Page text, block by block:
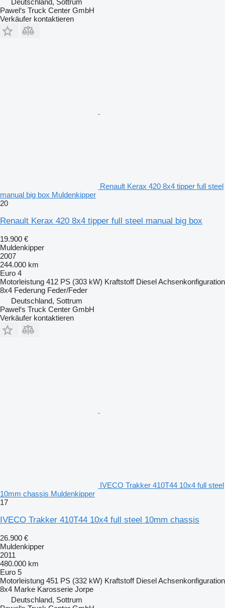
Deutschland, Sottrum
Pawel‘s Truck Center GmbH
Verkäufer kontaktieren
Renault Kerax 420 8x4 tipper full steel
manual big box Muldenkipper
20
Renault Kerax 420 8x4 tipper full steel manual big box
19.900 €
Muldenkipper
2007
244.000 km
Euro 4
Motorleistung 412 PS (303 kW) Kraftstoff DieselAchsenkonfiguration
8x4 Federung Feder/Feder
Deutschland, Sottrum
Pawel‘s Truck Center GmbH
Verkäufer kontaktieren
IVECO Trakker 410T44 10x4 full steel
10mm chassis Muldenkipper
17
IVECO Trakker 410T44 10x4 full steel 10mm chassis
26.900 €
Muldenkipper
2011
480.000 km
Euro 5
Motorleistung 451 PS (332 kW) Kraftstoff DieselAchsenkonfiguration
8x4 Marke Karosserie Jorpe
Deutschland, Sottrum